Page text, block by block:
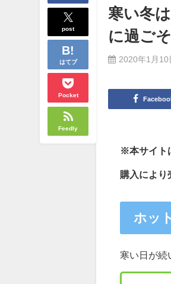
post
はてブ
Pocket
Feedly
寒い冬
に過ご
2020年1月10
※本サイト
購入により
ホッ
寒い日が続